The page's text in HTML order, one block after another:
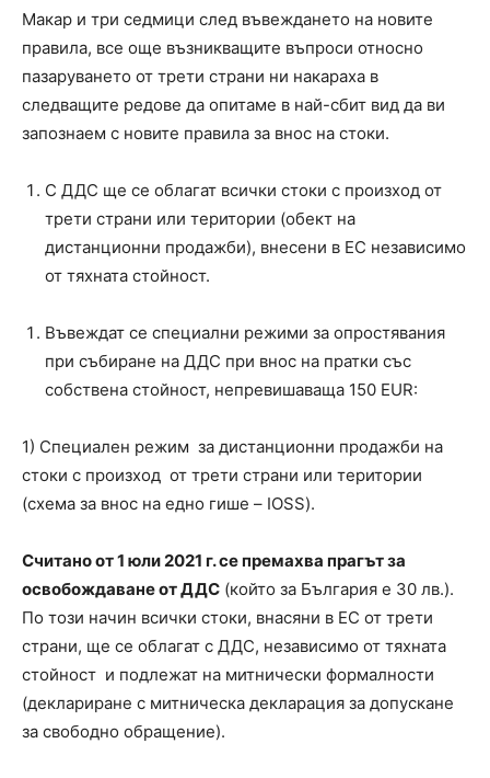
Макар и три седмици след въвеждането на новите
правила, все още възникващите въпроси относно
пазаруването от трети страни ни накараха в
следващите редове да опитаме в най-сбит вид да ви
запознаем с новите правила за внос на стоки.
С ДДС ще се облагат всички стоки с произход от
трети страни или територии (обект на
дистанционни продажби), внесени в ЕС независимо
от тяхната стойност.
Въвеждат се специални режими за опростявания
при събиране на ДДС при внос на пратки със
собствена стойност, непревишаваща 150 EUR:
1) Специален режим за дистанционни продажби на
стоки с произход от трети страни или територии
(схема за внос на едно гише – IOSS).
Считано от 1 юли 2021 г. се премахва прагът за
освобождаване от ДДС (който за България е 30 лв.).
По този начин всички стоки, внасяни в ЕС от трети
страни, ще се облагат с ДДС, независимо от тяхната
стойност и подлежат на митнически формалности
(деклариране с митническа декларация за допускане
за свободно обращение).